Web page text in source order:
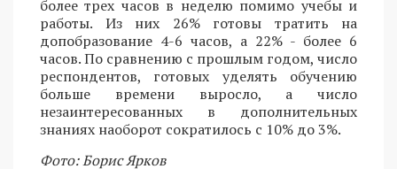
более трех часов в неделю помимо учебы и
работы. Из них 26% готовы тратить на
допобразование 4-6 часов, а 22% - более 6
часов. По сравнению с прошлым годом, число
респондентов, готовых уделять обучению
больше времени выросло, а число
незаинтересованных в дополнительных
знаниях наоборот сократилось с 10% до 3%.
Фото: Борис Ярков